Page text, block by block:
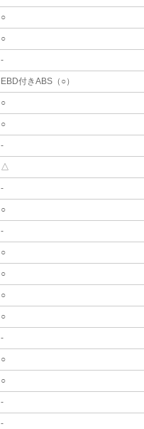
○
○
-
EBD付きABS（○）
○
○
-
△
-
○
-
○
○
○
○
-
○
○
-
-